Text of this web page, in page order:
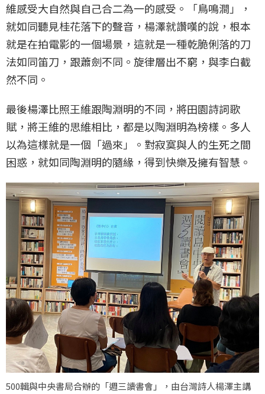
維感受大自然與自己合二為一的感受。「鳥鳴澗」，
就如同聽見桂花落下的聲音，楊澤就讚嘆的說，根本
就是在拍電影的一個場景，這就是一種乾脆俐落的刀
法如同笛刀，跟蕭劍不同。旋律層出不窮，與李白截
然不同。
最後楊澤比照王維跟陶淵明的不同，將田園詩詞歌
賦，將王維的思維相比，都是以陶淵明為榜樣。多人
以為這樣就是一個「過來」。對寂寞與人的生死之間
困惑，就如同陶淵明的隨緣，得到快樂及擁有智慧。
500輯與中央書局合辦的「週三讀書會」，由台灣詩人楊澤主講